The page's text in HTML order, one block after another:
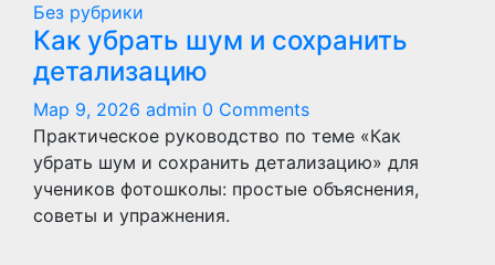
Без рубрики
Как убрать шум и сохранить
детализацию
Мар 9, 2026 admin 0 Comments
Практическое руководство по теме «Как
убрать шум и сохранить детализацию» для
учеников фотошколы: простые объяснения,
советы и упражнения.